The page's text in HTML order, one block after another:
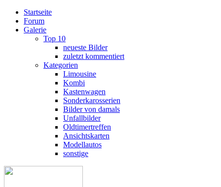
Startseite
Forum
Galerie
Top 10
neueste Bilder
zuletzt kommentiert
Kategorien
Limousine
Kombi
Kastenwagen
Sonderkarosserien
Bilder von damals
Unfallbilder
Oldtimertreffen
Ansichtskarten
Modellautos
sonstige